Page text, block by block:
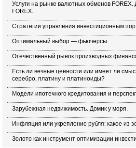
Услуги на рынке валютных обменов
FOREX.
Стратегии управления инвестиционным
Оптимальный выбор — фьючерсы.
Отечественный рынок производных
Есть ли вечные ценности или имеет ли
серебро, платину и платиноиды?
Модели ипотечного кредитования и
Зарубежная недвижимость. Домик у моря.
Инфляция или укрепление рубля: какое из
Золото как инструмент оптимизации